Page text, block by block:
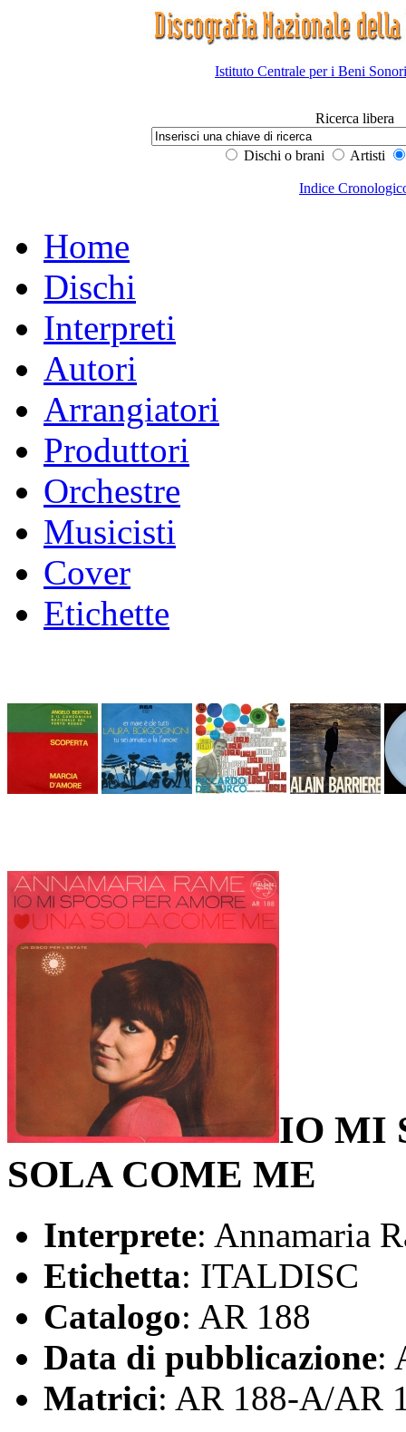
Istituto Centrale per i Beni
Ricerca libera
Dischi o brani Artisti
Indice
Home
Dischi
Interpreti
Autori
Arrangiatori
Produttori
Orchestre
Musicisti
Cover
Etichette
IO MI
SOLA COME ME
Interprete: Annamaria
Etichetta: ITALDISC
Catalogo: AR 188
Data di pubblicazione:
Matrici: AR 188-A/AR